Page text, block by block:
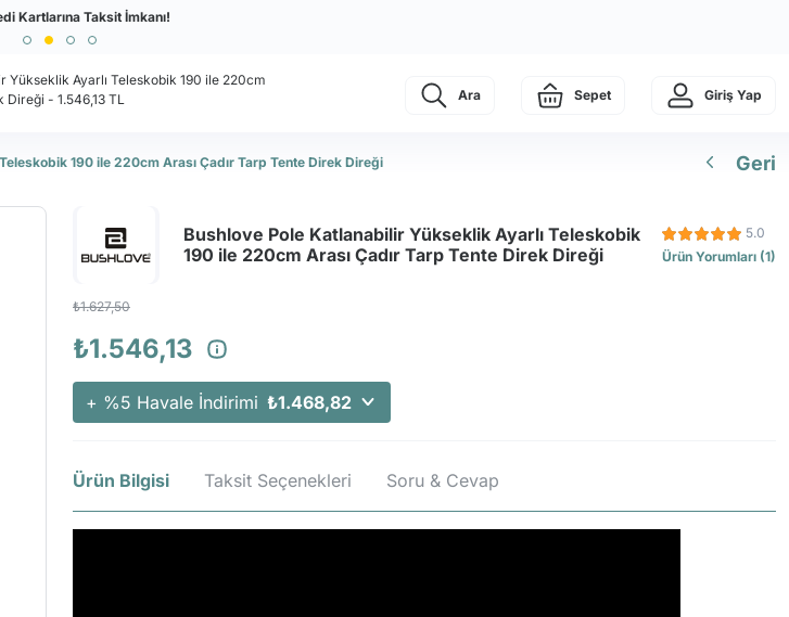
En Büyük Outdoor Sitesi
Kartlarına Taksit İmkanı!
Ara Sepet Giriş Yap
190 ile 220cm Arası Çadır Tarp Tente Direk Direği Geri
Bushlove Pole Katlanabilir Yükseklik Ayarlı Teleskobik
190 ile 220cm Arası Çadır Tarp Tente Direk Direği
5.0
Ürün Yorumları (1)
₺1.627,50
₺1.546,13
+ %5 Havale İndirimi ₺1.468,82
Ürün Bilgisi Taksit Seçenekleri Soru & Cevap